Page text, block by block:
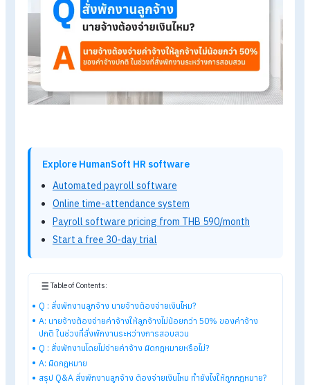
อ่านบทความเพิ่มเติมได้ที่ >>Q&Aนายจ้างสั่งพักงานลูกจ้
ในกรณีใดได้บ้าง?
Explore HumanSoft HR software